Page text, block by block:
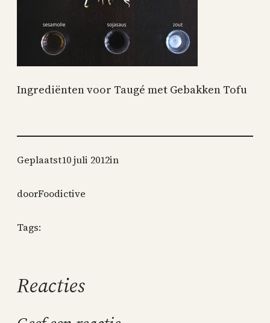
Ingrediënten voor Taugé met Gebakken Tofu
Geplaatst10 juli 2012in
doorFoodictive
Tags:
Reacties